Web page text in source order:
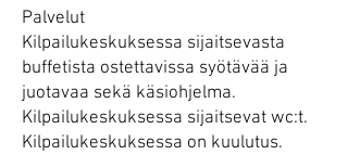
Palvelut
Kilpailukeskuksessa sijaitsevasta
buffetista ostettavissa syötävää ja
juotavaa sekä käsiohjelma.
Kilpailukeskuksessa sijaitsevat wc:t.
Kilpailukeskuksessa on kuulutus.